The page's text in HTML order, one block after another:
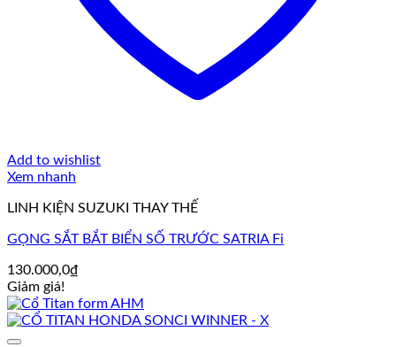
Add to wishlist
Xem nhanh
LINH KIỆN SUZUKI THAY THẾ
GỌNG SẮT BẮT BIỂN SỐ TRƯỚC SATRIA Fi
130.000,0₫
Giảm giá!